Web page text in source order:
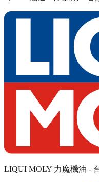
LIQUI MOLY 力魔機油 -